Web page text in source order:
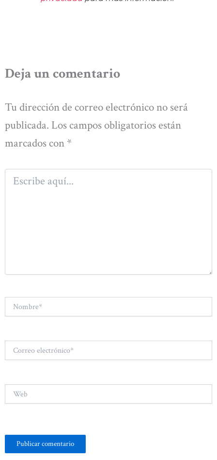
Deja un comentario
Tu dirección de correo electrónico no será
publicada. Los campos obligatorios están
marcados con *
Escribe
aquí...
electrónico*